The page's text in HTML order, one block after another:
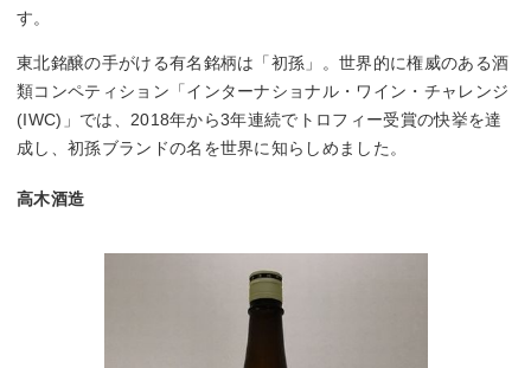
す。
東北銘醸の手がける有名銘柄は「初孫」。世界的に権威のある酒
類コンペティション「インターナショナル・ワイン・チャレンジ
(IWC)」では、2018年から3年連続でトロフィー受賞の快挙を達
成し、初孫ブランドの名を世界に知らしめました。
高木酒造